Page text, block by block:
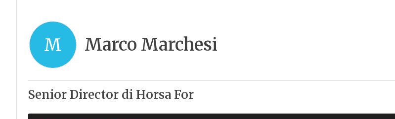
M Marco Marchesi
Senior Director di Horsa For